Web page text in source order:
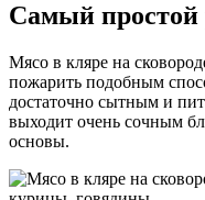
Самый простой
Мясо в кляре на
пожарить подобным
достаточно сытным и
выходит очень сочным
основы.